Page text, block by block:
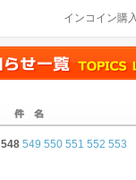
インコイン購
548 549 550 551 552 553